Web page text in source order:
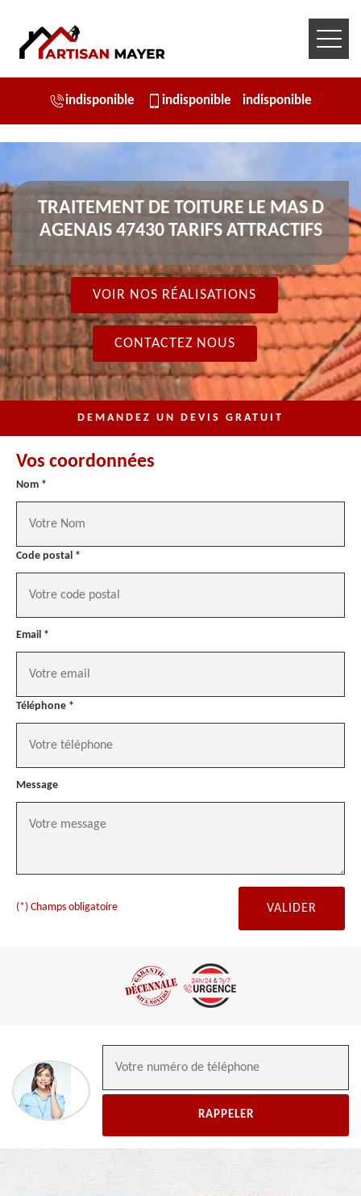
indisponible indisponible indisponible
TRAITEMENT DE TOITURE LE MAS D
AGENAIS 47430 TARIFS ATTRACTIFS
VOIR NOS RÉALISATIONS
CONTACTEZ NOUS
DEMANDEZ UN DEVIS GRATUIT
Vos coordonnées
Nom *
Code postal *
Email *
Téléphone *
Message
(*) Champs obligatoire